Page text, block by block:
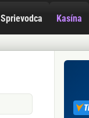
Sprievodca Kasína